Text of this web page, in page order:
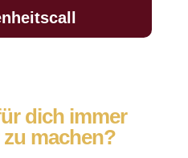
dich immer
machen?